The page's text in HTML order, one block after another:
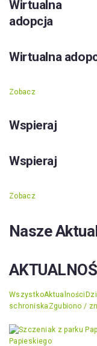
Wirtualna
adopcja
Wirtualna
Zobacz
Wspieraj
Wspieraj
Zobacz
Nasze
WszystkoAktualności
schroniska Zgubiono /
Papieskiego